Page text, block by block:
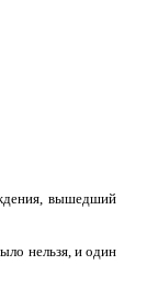
вышедший
нельзя, и один